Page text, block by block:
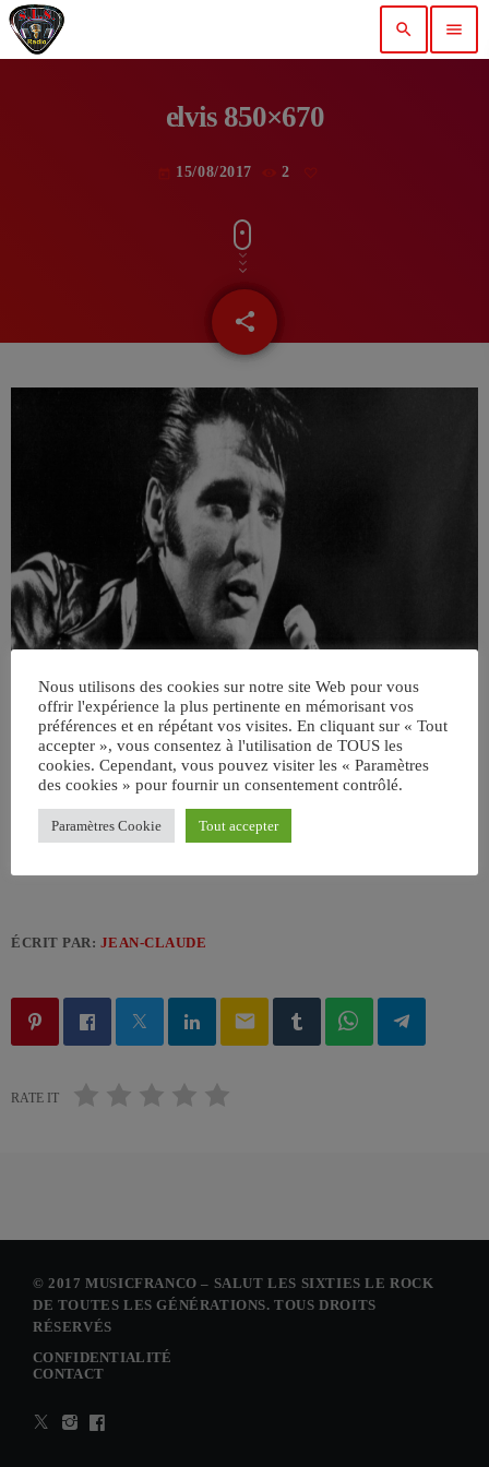
search menu
elvis 850×670
15/08/2017 2
share
email
ÉCRIT PAR: JEAN-CLAUDE
email
RATE IT
© 2017 MUSICFRANCO – SALUT LES SIXTIES LE ROCK
DE TOUTES LES GÉNÉRATIONS. TOUS DROITS
RÉSERVÉS
CONFIDENTIALITÉ
CONTACT
Nous utilisons des cookies sur notre site Web pour vous
offrir l'expérience la plus pertinente en mémorisant vos
préférences et en répétant vos visites. En cliquant sur « Tout
accepter », vous consentez à l'utilisation de TOUS les
cookies. Cependant, vous pouvez visiter les « Paramètres
des cookies » pour fournir un consentement contrôlé.
Paramètres Cookie Tout accepter